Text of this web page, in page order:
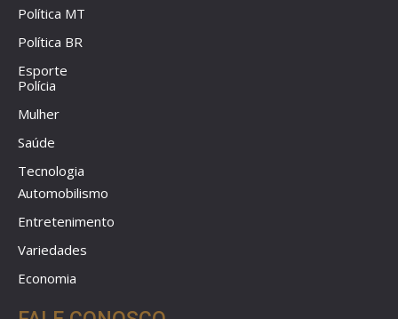
Política MT
Política BR
Esporte
Polícia
Mulher
Saúde
Tecnologia
Automobilismo
Entretenimento
Variedades
Economia